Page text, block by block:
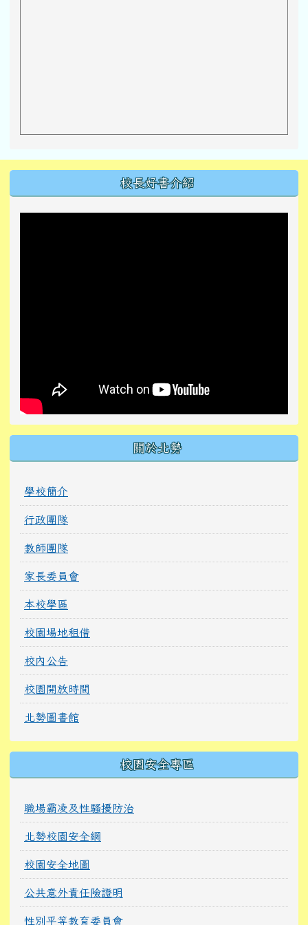
校長好書介紹
關於北勢
學校簡介
行政團隊
教師團隊
家長委員會
本校學區
校園場地租借
校內公告
校園開放時間
北勢圖書館
校園安全專區
職場霸凌及性騷擾防治
北勢校園安全網
校園安全地圖
公共意外責任險證明
性別平等教育委員會